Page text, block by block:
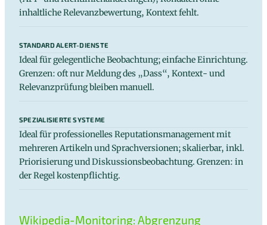
inhaltliche Relevanzbewertung, Kontext fehlt.
STANDARD ALERT-DIENSTE
Ideal für gelegentliche Beobachtung; einfache Einrichtung.
Grenzen: oft nur Meldung des „Dass“, Kontext- und
Relevanzprüfung bleiben manuell.
SPEZIALISIERTE SYSTEME
Ideal für professionelles Reputationsmanagement mit
mehreren Artikeln und Sprachversionen; skalierbar, inkl.
Priorisierung und Diskussionsbeobachtung. Grenzen: in
der Regel kostenpflichtig.
Wikipedia-Monitoring: Abgrenzung